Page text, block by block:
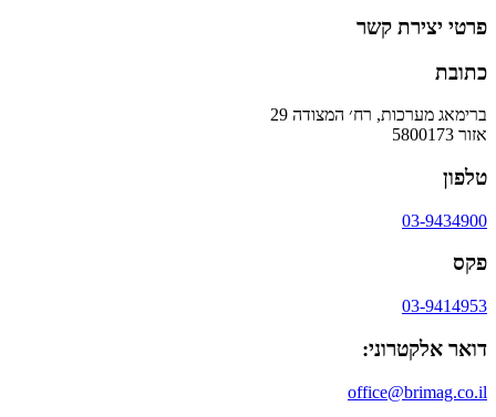
פרטי יצירת קשר
כתובת
ברימאג מערכות, רח׳ המצודה 29
אזור 5800173
טלפון
03-9434900
פקס
03-9414953
דואר אלקטרוני:
office@brimag.co.il